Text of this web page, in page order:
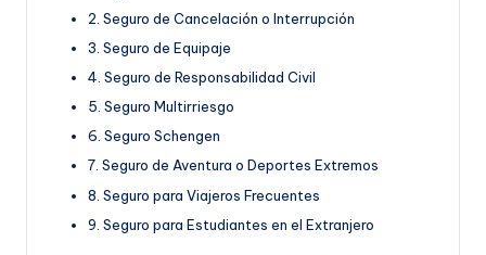
2. Seguro de Cancelación o Interrupción
3. Seguro de Equipaje
4. Seguro de Responsabilidad Civil
5. Seguro Multirriesgo
6. Seguro Schengen
7. Seguro de Aventura o Deportes Extremos
8. Seguro para Viajeros Frecuentes
9. Seguro para Estudiantes en el Extranjero